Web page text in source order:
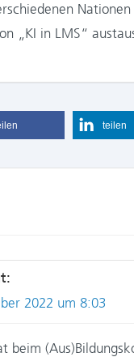
„KI in LMS“
teilen
2022 um 8:03
beim